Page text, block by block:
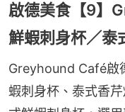
啟德美食【9】
鮮蝦刺身杯／泰
Greyhound Café啟
蝦刺身杯、泰式香